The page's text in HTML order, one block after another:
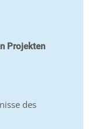
Projekten
des